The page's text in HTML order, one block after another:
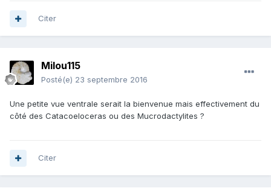
Citer
Milou115
Posté(e) 23 septembre 2016
Une petite vue ventrale serait la bienvenue mais effectivement du
côté des Catacoeloceras ou des Mucrodactylites ?
Citer